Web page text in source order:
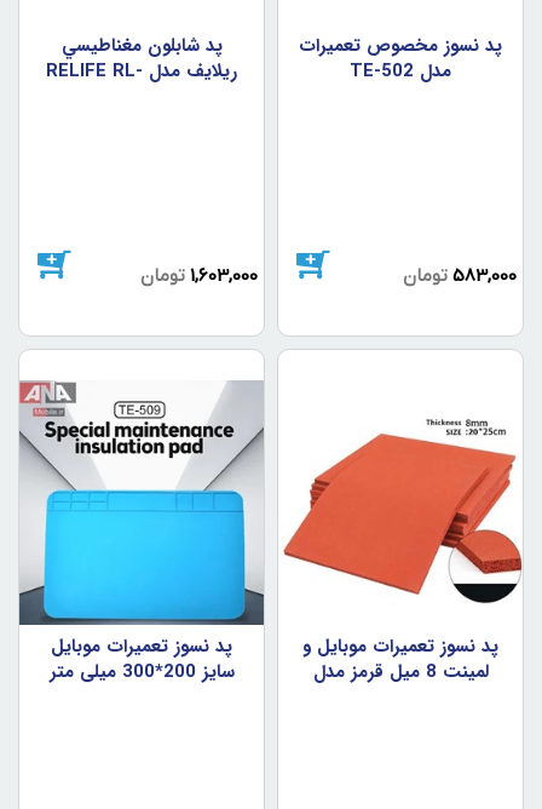
پد نسوز مخصوص تعميرات
مدل TE-502
583,000 تومان
پد شابلون مغناطيسي
ريلايف مدل RELIFE RL-
1,603,000 تومان
پد نسوز تعميرات موبايل و
لمينت 8 ميل قرمز مدل
پد نسوز تعميرات موبايل
سايز 200*300 ميلي متر